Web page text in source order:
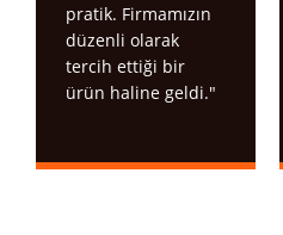
pratik. Firmamızın
düzenli olarak
tercih ettiği bir
ürün haline geldi."